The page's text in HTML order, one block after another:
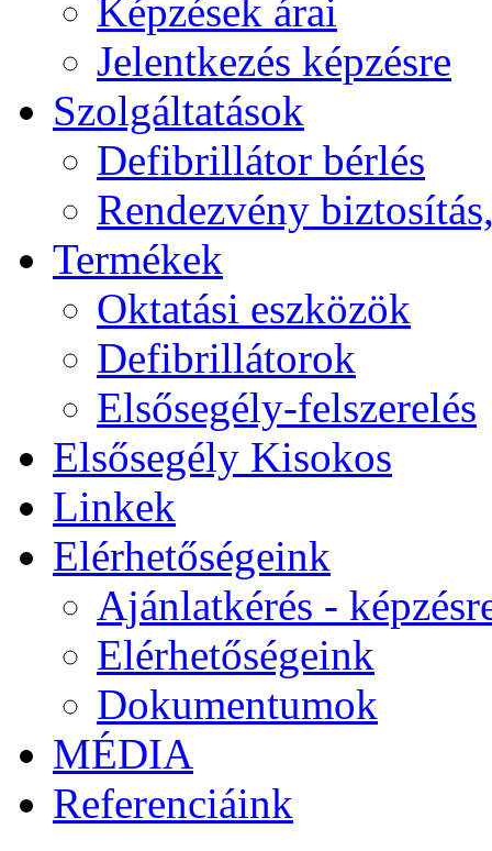
Képzések árai
Jelentkezés képzésre
Szolgáltatások
Defibrillátor bérlés
Rendezvény
Termékek
Oktatási eszközök
Defibrillátorok
Elsősegély-felszerelés
Elsősegély Kisokos
Linkek
Elérhetőségeink
Ajánlatkérés -
Elérhetőségeink
Dokumentumok
MÉDIA
Referenciáink